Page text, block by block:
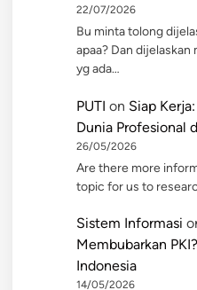
22/07/2026
Bu minta tolong
apaa? Dan dijelaskan
yg ada…
PUTI on Siap
Dunia Profesional
26/05/2026
Are there more
topic for us to
Sistem Informasi
Membubarkan
Indonesia
14/05/2026